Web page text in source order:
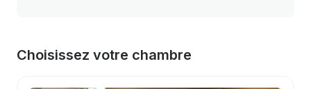
Choisissez votre chambre